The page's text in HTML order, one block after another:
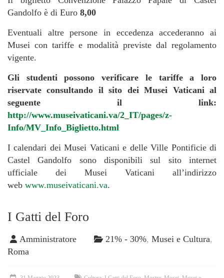
Gandolfo è di Euro 8,00
Eventuali altre persone in eccedenza accederanno ai
Musei con tariffe e modalità previste dal regolamento
vigente.
Gli studenti possono verificare le tariffe a loro
riservate consultando il sito dei Musei Vaticani al
seguente il link:
http://www.museivaticani.va/2_IT/pages/z-
Info/MV_Info_Biglietto.html
I calendari dei Musei Vaticani e delle Ville Pontificie di
Castel Gandolfo sono disponibili sul sito internet
ufficiale dei Musei Vaticani all’indirizzo
web www.museivaticani.va.
I Gatti del Foro
Amministratore 21% - 30%, Musei e Cultura,
Roma